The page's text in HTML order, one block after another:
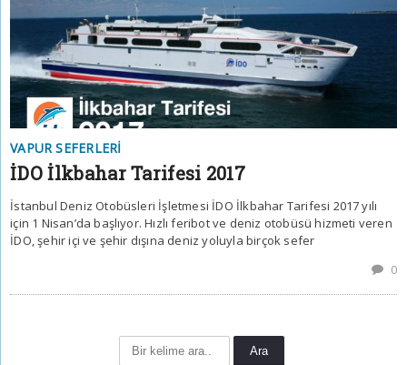
VAPUR SEFERLERI
İDO İlkbahar Tarifesi 2017
İstanbul Deniz Otobüsleri İşletmesi İDO İlkbahar Tarifesi 2017 yılı
için 1 Nisan’da başlıyor. Hızlı feribot ve deniz otobüsü hizmeti veren
İDO, şehir içi ve şehir dışına deniz yoluyla birçok sefer
0